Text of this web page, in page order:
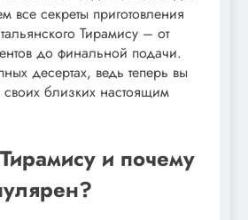
все секреты приготовления
Тирамису – от
до финальной подачи.
десертах, ведь теперь вы
своих близких настоящим
и почему